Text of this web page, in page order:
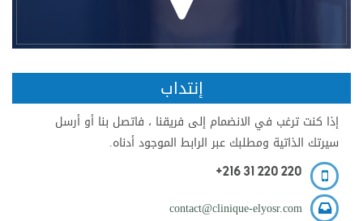
إنتداب
إذا كنت ترغب في الانضمام إلى فريقنا ، فاتصل بنا أو أرسل
سيرتك الذاتية ومطلبك عبر الرابط الموجود أدناه.
+216 31 220 220
contact@clinique-elyosr.com